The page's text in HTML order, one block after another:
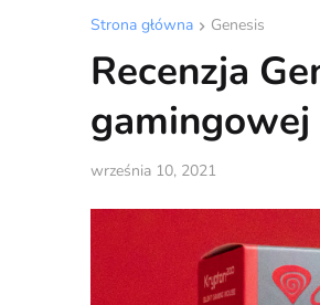
Strona główna Genesis
Recenzja
gamingowej
września 10, 2021